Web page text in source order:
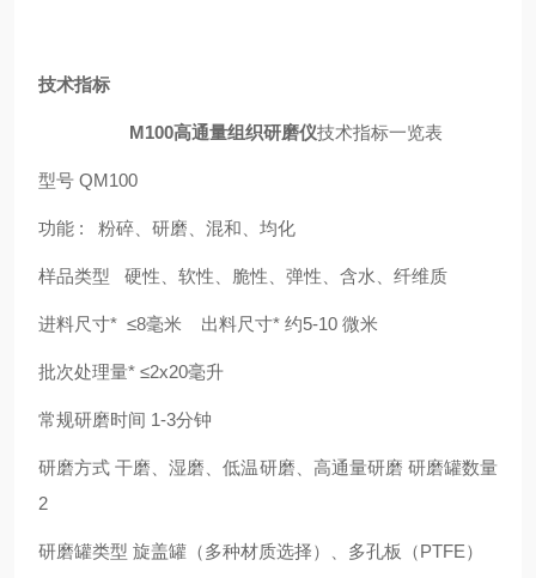
技术指标
M100高通量组织研磨仪技术指标一览表
型号 QM100
功能 : 粉碎、研磨、混和、均化
样品类型 硬性、软性、脆性、弹性、含水、纤维质
进料尺寸* ≤8毫米 出料尺寸* 约5-10 微米
批次处理量* ≤2x20毫升
常规研磨时间 1-3分钟
研磨方式 干磨、湿磨、低温研磨、高通量研磨 研磨罐数量
2
研磨罐类型 旋盖罐（多种材质选择）、多孔板（PTFE）